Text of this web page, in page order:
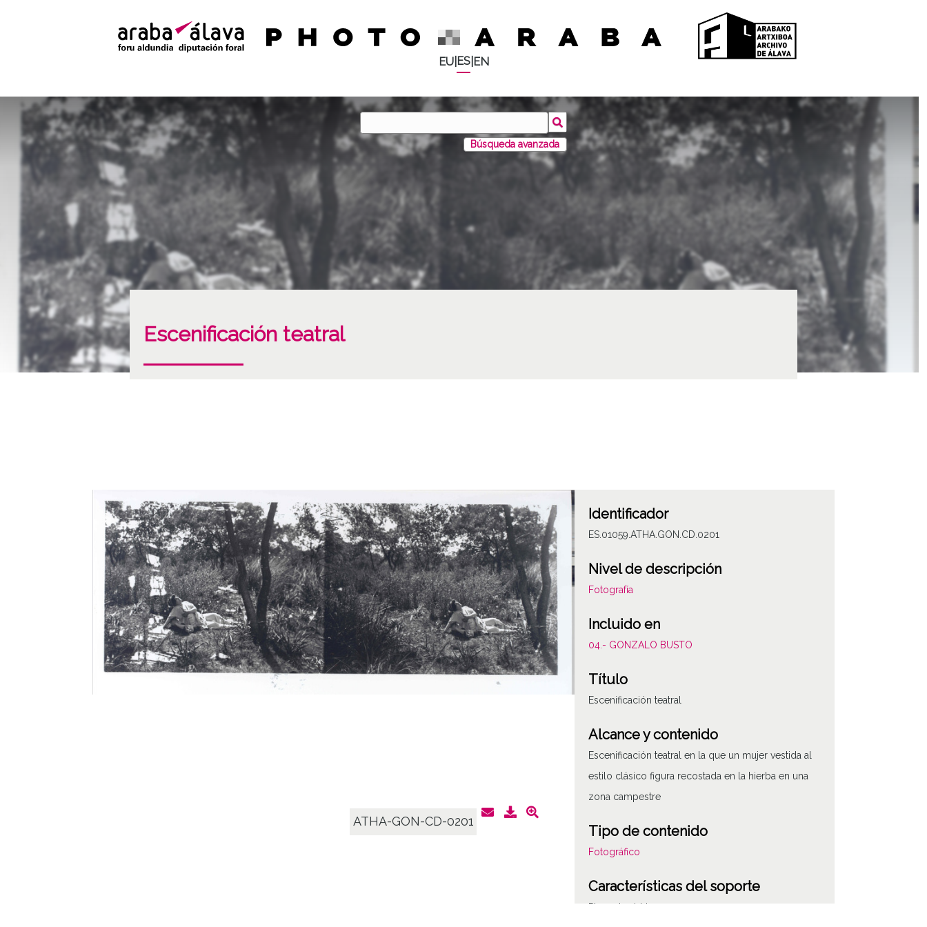
EU| ES| EN
Búsqueda avanzada
Escenificación teatral
ATHA-GON-CD-0201
Identificador
ES.01059.ATHA.GON.CD.0201
Nivel de descripción
Fotografía
Incluido en
04.- GONZALO BUSTO
Título
Escenificación teatral
Alcance y contenido
Escenificación teatral en la que un mujer vestida al
estilo clásico figura recostada en la hierba en una
zona campestre
Tipo de contenido
Fotográfico
Características del soporte
Placa de vidrio